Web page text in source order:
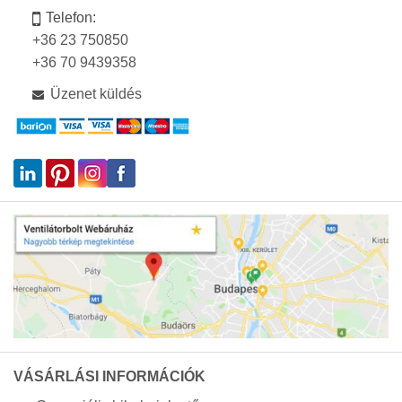
Telefon:
+36 23 750850
+36 70 9439358
Üzenet küldés
VÁSÁRLÁSI INFORMÁCIÓK